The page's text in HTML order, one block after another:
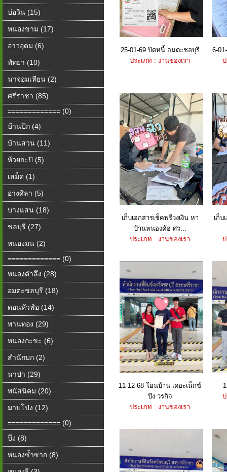
บ่อวิน (15)
หนองขาม (17)
อ่าวอุดม (6)
พัทยา (10)
นาจอมเทียน (2)
ศรีราชา (85)
============= (0)
บ้านปึก (4)
บ้านสวน (11)
ห้วยกะปิ (5)
เสม็ด (1)
อ่างศิลา (5)
บางแสน (18)
ชลบุรี (27)
หนองมน (2)
============= (0)
หนองตำลึง (28)
อมตะชลบุรี (18)
ดอนหัวฬ่อ (14)
พานทอง (29)
หนองกะขะ (6)
สำนักบก (2)
นาป่า (29)
พนัสนิคม (20)
มาบโป่ง (12)
============= (0)
บึง (8)
หนองซ้ำซาก (8)
25-01-69 ปิดหนี้ อมตะชลบุรี
ประเภท : งานของเรา
6-
เก็บเอกสารเช็คพรีวงเงิน หา
บ้านหนองค้อ ศร...
ประเภท : งานของเรา
เก็บ
11-12-68 โอนบ้าน เดอะเน็กซ์
บึง วรกิจ
ประเภท : งานของเรา